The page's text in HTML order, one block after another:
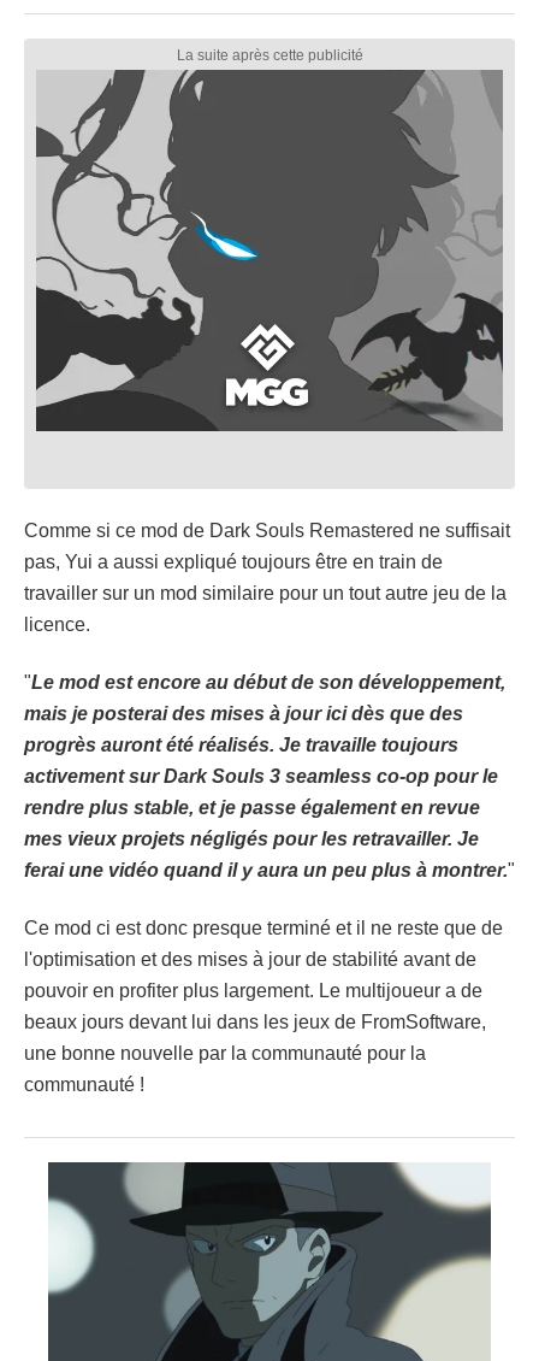
Comme si ce mod de Dark Souls Remastered ne suffisait
pas, Yui a aussi expliqué toujours être en train de
travailler sur un mod similaire pour un tout autre jeu de la
licence.
"Le mod est encore au début de son développement,
mais je posterai des mises à jour ici dès que des
progrès auront été réalisés. Je travaille toujours
activement sur Dark Souls 3 seamless co-op pour le
rendre plus stable, et je passe également en revue
mes vieux projets négligés pour les retravailler. Je
ferai une vidéo quand il y aura un peu plus à montrer."
Ce mod ci est donc presque terminé et il ne reste que de
l'optimisation et des mises à jour de stabilité avant de
pouvoir en profiter plus largement. Le multijoueur a de
beaux jours devant lui dans les jeux de FromSoftware,
une bonne nouvelle par la communauté pour la
communauté !